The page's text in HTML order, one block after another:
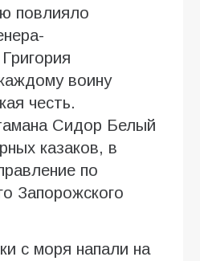
повлияло
воину
честь.
Сидор Белый
казаков, в
по
Запорожского
с моря напали на